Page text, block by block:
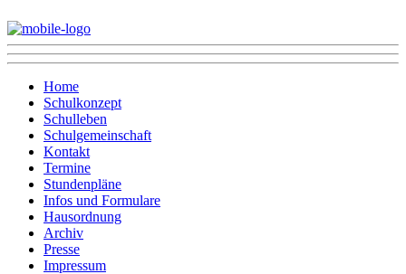
Home
Schulkonzept
Schulleben
Schulgemeinschaft
Kontakt
Termine
Stundenpläne
Infos und Formulare
Hausordnung
Archiv
Presse
Impressum